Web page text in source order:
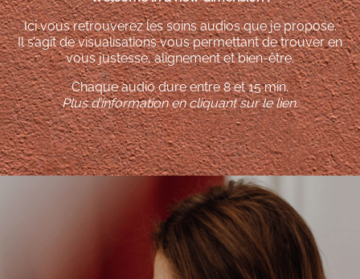
Ici vous retrouverez les soins audios que je propose.
Il s’agit de visualisations vous permettant de trouver en
vous justesse, alignement et bien-être.
Chaque audio dure entre 8 et 15 min.
Plus d’information en cliquant sur le lien.